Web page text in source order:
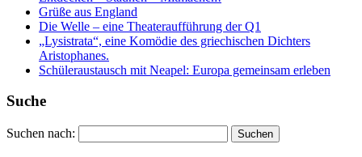
Grüße aus England
Die Welle – eine Theateraufführung der Q1
„Lysistrata“, eine Komödie des griechischen Dichters
Aristophanes.
Schüleraustausch mit Neapel: Europa gemeinsam erleben
Suche
Suchen nach: